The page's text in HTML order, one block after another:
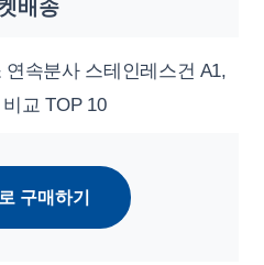
배송
구매하기